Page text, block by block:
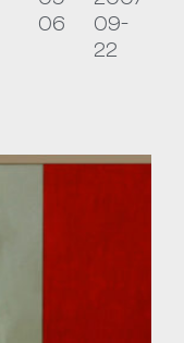
06
09-
22